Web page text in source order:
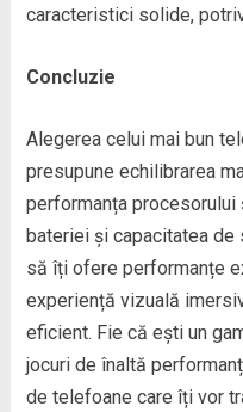
caracteristici solide,
Concluzie
Alegerea celui mai bun
presupune echilibrarea
performanța procesorului
bateriei și capacitatea de
să îți ofere performanțe
experiență vizuală
eficient. Fie că ești un
jocuri de înaltă
de telefoane care îți vor